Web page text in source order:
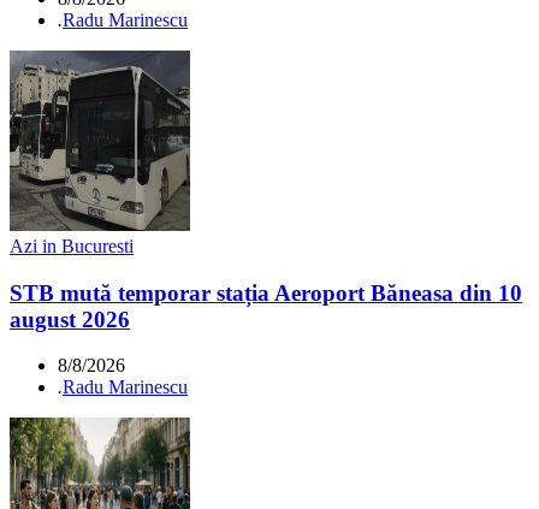
.Radu Marinescu
Azi in Bucuresti
STB mută temporar stația Aeroport Băneasa din 10
august 2026
8/8/2026
.Radu Marinescu